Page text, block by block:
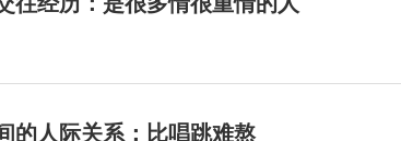
的人际关系：比唱跳难熬